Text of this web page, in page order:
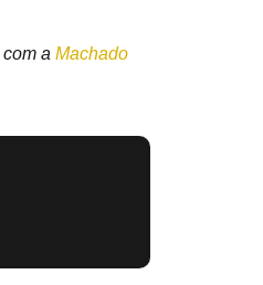
com aMachado